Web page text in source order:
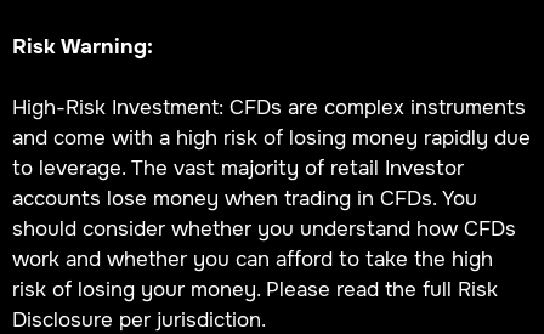
Risk Warning:
High-Risk Investment: CFDs are complex instruments
and come with a high risk of losing money rapidly due
to leverage. The vast majority of retail Investor
accounts lose money when trading in CFDs. You
should consider whether you understand how CFDs
work and whether you can afford to take the high
risk of losing your money. Please read the full Risk
Disclosure per jurisdiction.